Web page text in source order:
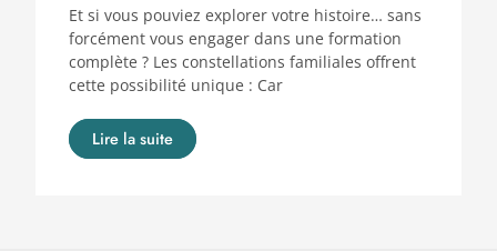
Et si vous pouviez explorer votre histoire… sans
forcément vous engager dans une formation
complète ? Les constellations familiales offrent
cette possibilité unique : Car
Lire la suite